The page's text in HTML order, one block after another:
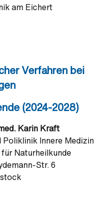
am Eichert
Verfahren bei
(2024-2028)
Karin Kraft
Poliklinik Innere Medizin
Naturheilkunde
Str. 6